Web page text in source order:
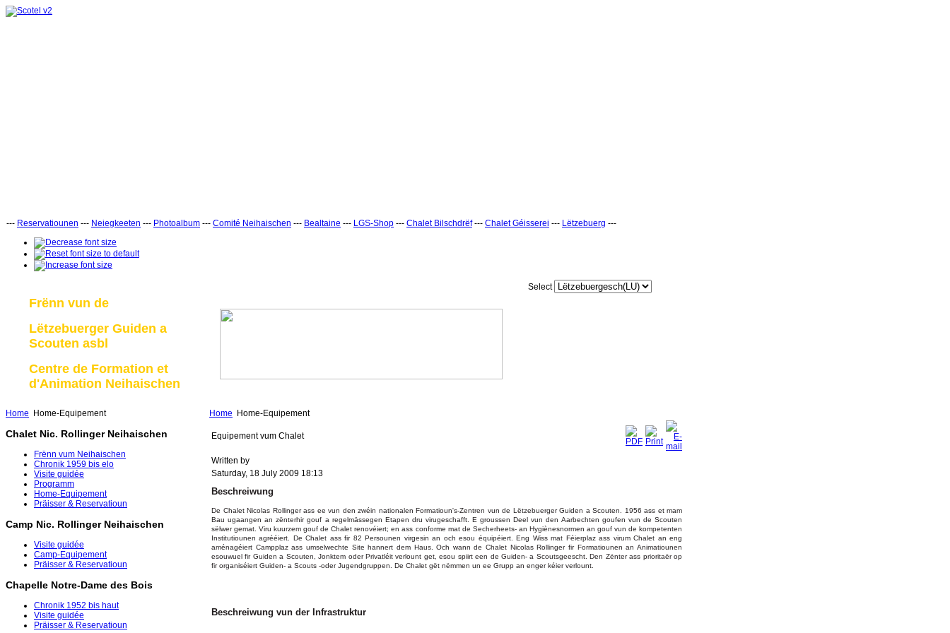
--- Reservatiounen --- Neiegkeeten --- Photoalbum --- Comité Neihaischen --- Bealtaine --- LGS-Shop --- Chalet Bilschdrëf--- Chalet Géisserei --- Lëtzebuerg ---
Frënn vun de
Lëtzebuerger Guiden a
Scouten asbl
Centre de Formation et
d'Animation Neihaischen
Select
Home Home-Equipement
Chalet Nic. Rollinger Neihaischen
Frënn vum Neihaischen
Chronik 1959 bis elo
Visite guidée
Programm
Home-Equipement
Präisser & Reservatioun
Camp Nic. Rollinger Neihaischen
Visite guidée
Camp-Equipement
Präisser & Reservatioun
Chapelle Notre-Dame des Bois
Chronik 1952 bis haut
Visite guidée
Präisser & Reservatioun
Home Home-Equipement
Equipement vum Chalet
Written by
Saturday, 18 July 2009 18:13
Beschreiwung
De Chalet Nicolas Rollinger ass ee vun den zwéin nationalen Formatioun's-Zentren vun de Lëtzebuerger Guiden a Scouten. 1956 ass et mam
Bau ugaangen an zënterhir gouf a regelmässegen Etapen dru virugeschafft. E groussen Deel vun den Aarbechten goufen vun de Scouten
sëlwer gemat. Viru kuurzem gouf de Chalet renovéiert; en ass conforme mat de Secherheets- an Hygiènesnormen an gouf vun de kompetenten
Institutiounen agrééiert. De Chalet ass fir 82 Persounen virgesin an och esou équipéiert. Eng Wiss mat Féierplaz ass virum Chalet an eng
aménagéiert Campplaz ass umselwechte Site hannert dem Haus. Och wann de Chalet Nicolas Rollinger fir Formatiounen an Animatiounen
esouwuel fir Guiden a Scouten, Jonktem oder Privatléit verlount get, esou spiirt een de Guiden- a Scoutsgeescht. Den Zënter ass prioritaër op
fir organiséiert Guiden- a Scouts -oder Jugendgruppen. De Chalet gët nëmmen un ee Grupp an enger kéier verlount.
Beschreiwung vun der Infrastruktur